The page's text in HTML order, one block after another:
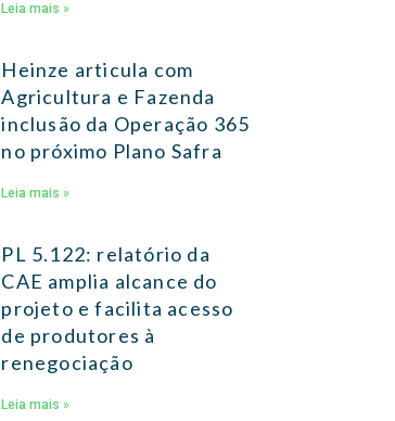
Leia mais »
Heinze articula com
Agricultura e Fazenda
inclusão da Operação 365
no próximo Plano Safra
Leia mais »
PL 5.122: relatório da
CAE amplia alcance do
projeto e facilita acesso
de produtores à
renegociação
Leia mais »